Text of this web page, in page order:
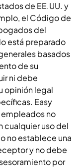
de EE.UU. y
el Código de
del
está preparado
basados
de su
ni debe
opinión legal
Easy
empleados no
cualquier uso del
no establece una
y no debe
por